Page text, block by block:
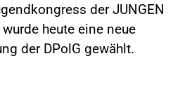
der JUNGEN
heute eine neue
der DPolG gewählt.